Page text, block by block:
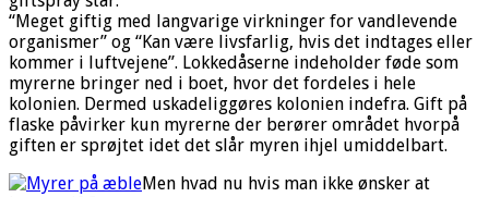
“Meget giftig med langvarige virkninger for vandlevende
organismer” og “Kan være livsfarlig, hvis det indtages eller
kommer i luftvejene”. Lokkedåserne indeholder føde som
myrerne bringer ned i boet, hvor det fordeles i hele
kolonien. Dermed uskadeliggøres kolonien indefra. Gift på
flaske påvirker kun myrerne der berører området hvorpå
giften er sprøjtet idet det slår myren ihjel umiddelbart.
Men hvad nu hvis man ikke ønsker at